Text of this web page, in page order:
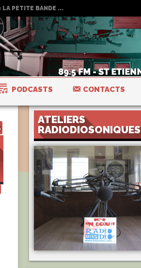
LA PETITE BANDE ...
PODCASTS CONTACTS
ATELIERS
RADIODIOSONIQUES